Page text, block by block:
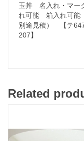
名
れ
玉丼 名入れ・マー
れ可能 箱入れ可能
別途見積） 【テ
207】
Related